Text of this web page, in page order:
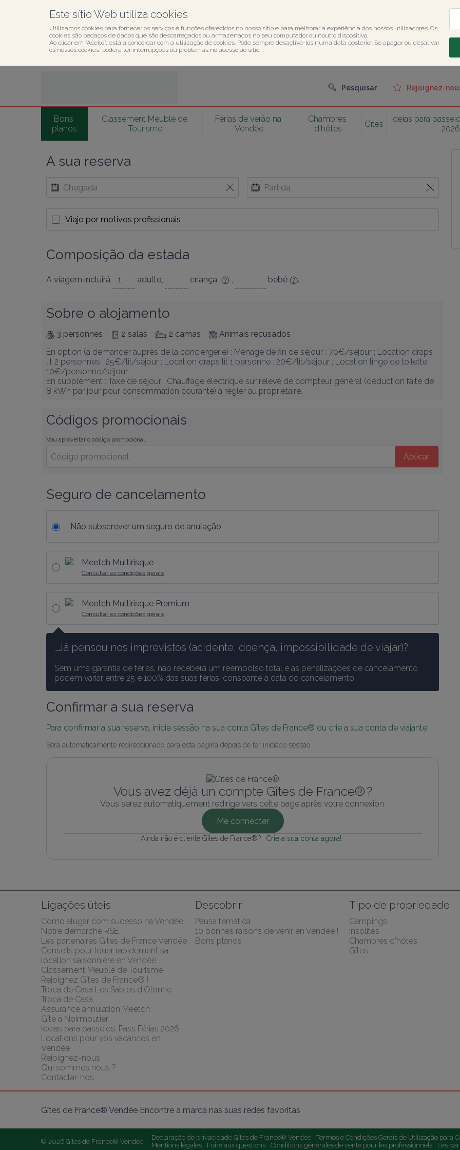
Este sítio Web utiliza cookies
Utilizamos cookies para fornecer os serviços e funções oferecidos no nosso sítio e para melhorar a experiência dos nossos utilizadores. Os
cookies são pedaços de dados que são descarregados ou armazenados no seu computador ou noutro dispositivo.
Ao clicar em "Aceito", está a concordar com a utilização de cookies. Pode sempre desactivá-los numa data posterior. Se apagar ou desativar
os nossos cookies, poderá ter interrupções ou problemas no acesso ao sítio.
Pesquisar Rejoignez-
Bons
planos
Classement Meublé de
Tourisme
Férias de verão na
Vendée
Chambres
d'hôtes
Gîtes
Ideias para
2026
A sua reserva
Viajo por motivos profissionais
Composição da estada
A viagem incluirá adulto, criança , bebé .
Sobre o alojamento
3 personnes 2 salas 2 camas
Animais recusados
En option (à demander auprès de la conciergerie) : Ménage de fin de séjour : 70€/séjour ; Location draps
lit 2 personnes : 25€/lit/séjour ; Location draps lit 1 personne : 20€/lit/séjour ; Location linge de toilette :
10€/personne/séjour.
En supplément : Taxe de séjour ; Chauffage électrique sur relevé de compteur général (déduction faite de
8 kWh par jour pour consommation courante) à régler au propriétaire.
Códigos promocionais
Vou aproveitar o código promocional
Aplicar
Seguro de cancelamento
Não subscrever um seguro de anulação
Meetch Multirisque
Consultar as condições gerais
Meetch Multirisque Premium
Consultar as condições gerais
…Já pensou nos imprevistos (acidente, doença, impossibilidade de viajar)?
Sem uma garantia de férias, não receberá um reembolso total e as penalizações de cancelamento
podem variar entre 25 e 100% das suas férias, consoante a data do cancelamento.
Confirmar a sua reserva
Para confirmar a sua reserva, inicie sessão na sua conta Gîtes de France® ou crie a sua conta de viajante.
Será automaticamente redireccionado para esta página depois de ter iniciado sessão.
Vous avez déjà un compte Gîtes de France® ?
Vous serez automatiquement redirigé vers cette page après votre connexion.
Me connecter
Ainda não é cliente Gîtes de France®? Crie a sua conta agora!
Ligações úteis
Como alugar com sucesso na Vendée
Notre démarche RSE
Les partenaires Gites de France Vendée
Conseils pour louer rapidement sa
location saisonnière en Vendée
Classement Meublé de Tourisme
Rejoignez Gîtes de France® !
Troca de Casa Les Sables d'Olonne
Troca de Casa
Assurance annulation Meetch
Gîte à Noirmoutier
Ideias para passeios: Pass Férias 2026
Locations pour vos vacances en
Vendée
Rejoignez-nous
Qui sommes nous ?
Contactar-nos
Descobrir
Pausa temática
10 bonnes raisons de venir en Vendée !
Bons planos
Tipo de propriedade
Campings
Insolites
Chambres d'hôtes
Gîtes
Gîtes de France® Vendée Encontre a marca nas suas redes favoritas
© 2026 Gîtes de France® Vendée Declaração de privacidade Gîtes de France® Vendée Termos e Condições Gerais de Utilização para
Mentions légales
Foire aux questions Conditions générales de vente pour les professionnels Les